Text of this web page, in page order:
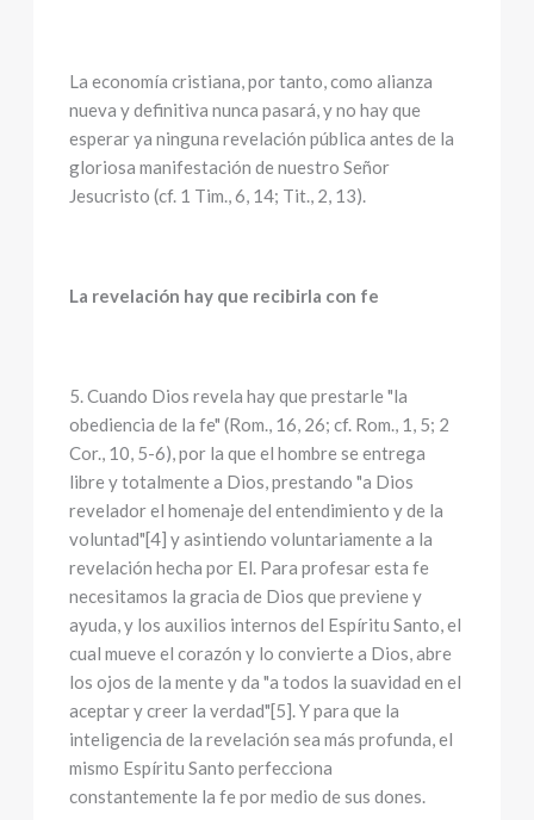
La economía cristiana, por tanto, como alianza
nueva y definitiva nunca pasará, y no hay que
esperar ya ninguna revelación pública antes de la
gloriosa manifestación de nuestro Señor
Jesucristo (cf. 1 Tim., 6, 14; Tit., 2, 13).
La revelación hay que recibirla con fe
5. Cuando Dios revela hay que prestarle "la
obediencia de la fe" (Rom., 16, 26; cf. Rom., 1, 5; 2
Cor., 10, 5-6), por la que el hombre se entrega
libre y totalmente a Dios, prestando "a Dios
revelador el homenaje del entendimiento y de la
voluntad"[4] y asintiendo voluntariamente a la
revelación hecha por El. Para profesar esta fe
necesitamos la gracia de Dios que previene y
ayuda, y los auxilios internos del Espíritu Santo, el
cual mueve el corazón y lo convierte a Dios, abre
los ojos de la mente y da "a todos la suavidad en el
aceptar y creer la verdad"[5]. Y para que la
inteligencia de la revelación sea más profunda, el
mismo Espíritu Santo perfecciona
constantemente la fe por medio de sus dones.